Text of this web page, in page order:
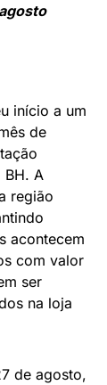
início a um
de
BH. A
região
acontecem
com valor
ser
na loja
de agosto,